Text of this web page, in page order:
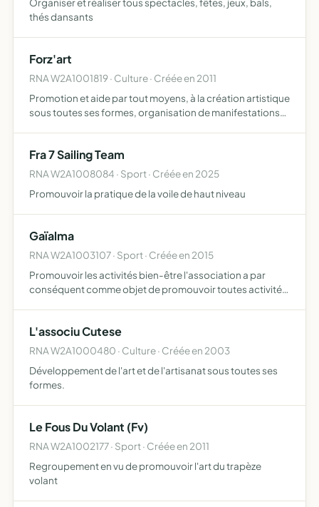
Organiser et réaliser tous spectacles, fêtes, jeux, bals,
thés dansants
Forz'art
RNA W2A1001819 · Culture · Créée en 2011
Promotion et aide par tout moyens, à la création artistique
sous toutes ses formes, organisation de manifestations
Fra 7 Sailing Team
RNA W2A1008084 · Sport · Créée en 2025
Promouvoir la pratique de la voile de haut niveau
Gaïalma
RNA W2A1003107 · Sport · Créée en 2015
Promouvoir les activités bien-être l'association a par
conséquent comme objet de promouvoir toutes activités
L'associu Cutese
RNA W2A1000480 · Culture · Créée en 2003
Développement de l'art et de l'artisanat sous toutes ses
formes.
Le Fous Du Volant (Fv)
RNA W2A1002177 · Sport · Créée en 2011
Regroupement en vu de promouvoir l'art du trapèze
volant